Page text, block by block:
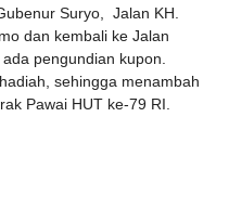
Suryo, Jalan KH.
dan kembali ke Jalan
pengundian kupon.
sehingga menambah
Pawai HUT ke-79 RI.